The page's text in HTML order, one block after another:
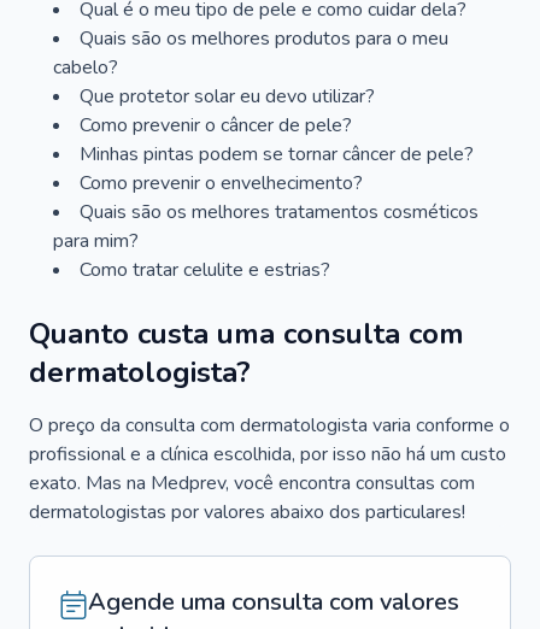
Qual é o meu tipo de pele e como cuidar dela?
Quais são os melhores produtos para o meu
cabelo?
Que protetor solar eu devo utilizar?
Como prevenir o câncer de pele?
Minhas pintas podem se tornar câncer de pele?
Como prevenir o envelhecimento?
Quais são os melhores tratamentos cosméticos
para mim?
Como tratar celulite e estrias?
Quanto custa uma consulta com
dermatologista?
O preço da consulta com dermatologista varia conforme o
profissional e a clínica escolhida, por isso não há um custo
exato. Mas na Medprev, você encontra consultas com
dermatologistas por valores abaixo dos particulares!
Agende uma consulta com valores